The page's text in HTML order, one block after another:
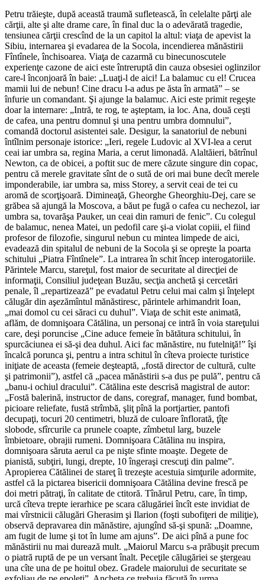
Petru trăieşte, după această traumă sufletească, în celelalte părţi ale
cărţii, alte şi alte drame care, în final duc la o adevărată tragedie,
tensiunea cărţii crescînd de la un capitol la altul: viaţa de apevist la
Sibiu, internarea şi evadarea de la Socola, incendierea mănăstirii
Fîntînele, închisoarea. Viaţa de cazarmă cu binecunoscutele
experienţe cazone de aici este întreruptă din cauza obsesiei oglinzilor
care-l înconjoară în baie: „Luaţi-l de aici! La balamuc cu el! Crucea
mamii lui de nebun! Cine dracu l-a adus pe ăsta în armată” – se
înfurie un comandant. Şi ajunge la balamuc. Aici este primit regeşte
doar la internare: „Intră, te rog, te aşteptam, ia loc. Ana, două ceşti
de cafea, una pentru domnul şi una pentru umbra domnului”,
comandă doctorul asistentei sale. Desigur, la sanatoriul de nebuni
întîlnim personaje istorice: „Ieri, regele Ludovic al XVI-lea a cerut
ceai iar umbra sa, regina Maria, a cerut limonadă. Alaltăieri, bătrînul
Newton, ca de obicei, a poftit suc de mere căzute singure din copac,
pentru că merele gravitate sînt de o sută de ori mai bune decît merele
imponderabile, iar umbra sa, miss Storey, a servit ceai de tei cu
aromă de scorţişoară. Dimineaţă, Gheorghe Gheorghiu-Dej, care se
grăbea să ajungă la Moscova, a băut pe fugă o cafea cu nechezol, iar
umbra sa, tovarăşa Pauker, un ceai din ramuri de fenic”. Cu colegul
de balamuc, nenea Matei, un pedofil care şi-a violat copiii, el fiind
profesor de filozofie, singurul nebun cu mintea limpede de aici,
evadează din spitalul de nebuni de la Socola şi se opreşte la poarta
schitului „Piatra Fîntînele”. La intrarea în schit încep interogatoriile.
Părintele Marcu, stareţul, fost maior de securitate al direcţiei de
informaţii, Consiliul judeţean Buzău, secţia anchetă şi cercetări
penale, îl „repartizează” pe evadatul Petru celui mai calm şi înţelept
călugăr din aşezămîntul mănăstiresc, părintele arhimandrit Ioan,
„mai domol cu cei săraci cu duhul”. Viaţa de schit este animată,
aflăm, de domnişoara Cătălina, un personaj ce intră în voia stareţului
care, deşi poruncise „Cine aduce femeie în bătătura schitului, în
spurcăciunea ei să-şi dea duhul. Aici fac mănăstire, nu futelniţă!” îşi
încalcă porunca şi, pentru a intra schitul în cîteva proiecte turistice
iniţiate de aceasta (femeie deşteaptă, „fostă director de cultură, culte
şi patrimonii”), astfel că „pacea mănăstirii s-a dus pe pulă”, pentru că
„banu-i ochiul dracului”. Cătălina este descrisă magistral de autor:
„Fostă balerină, instructor de dans, coregraf, manager, fund bombat,
picioare reliefate, fustă strîmbă, şliţ pînă la portjartier, pantofi
decupaţi, tocuri 20 centimetri, bluză de culoare înflorată, ţîţe
slobode, sfîrcurile ca prunele coapte, zîmbetul larg, buzele
îmbietoare, obrajii rumeni. Domnişoara Cătălina nu inspira,
domnişoara săruta aerul ca pe nişte sfinte moaşte. Degete de
pianistă, subţiri, lungi, drepte, 10 îngeraşi crescuţi din palme”.
Apropierea Cătălinei de stareţ îi trezeşte acestuia simţurile adormite,
astfel că la pictarea bisericii domnişoara Cătălina devine frescă pe
doi metri pătraţi, în calitate de ctitoră. Tînărul Petru, care, în timp,
urcă cîteva trepte ierarhice pe scara călugăriei încît este invidiat de
mai vîrstnicii călugări Gherasim şi Ilarion (foşti subofiţeri de miliţie),
observă depravarea din mănăstire, ajungînd să-şi spună: „Doamne,
am fugit de lume şi tot în lume am ajuns”. De aici pînă a pune foc
mănăstirii nu mai durează mult. „Maiorul Marcu s-a prăbuşit precum
o piatră ruptă de pe un versant înalt. Peceţile călugăriei se ştergeau
una cîte una de pe hoitul obez. Gradele maiorului de securitate se